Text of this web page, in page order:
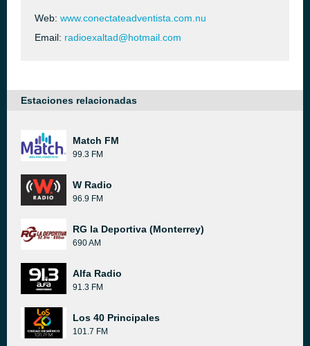
Web: www.conectateadventista.com.nu
Email: radioexaltad@hotmail.com
Estaciones relacionadas
Match FM
99.3 FM
W Radio
96.9 FM
RG la Deportiva (Monterrey)
690 AM
Alfa Radio
91.3 FM
Los 40 Principales
101.7 FM